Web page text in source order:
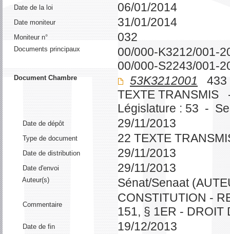
Date de la loi 06/01/2014
Date moniteur 31/01/2014
Moniteur n° 032
Documents principaux
00/000-K3212/001-
00/000-S2243/001-
Document Chambre 53K3212001 433
TEXTE TRANSMIS
Législature : 53 -
Date de dépôt 29/11/2013
Type de document 22 TEXTE
Date de distribution 29/11/2013
Date d'envoi 29/11/2013
Auteur(s) Sénat/Senaat
Commentaire
CONSTITUTION -
151, § 1ER - DROIT
Date de fin 19/12/2013